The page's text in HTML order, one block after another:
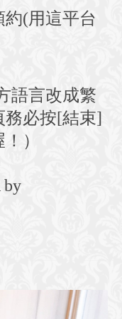
(用這平台
語言改成繁
務必按[結束]
）
by